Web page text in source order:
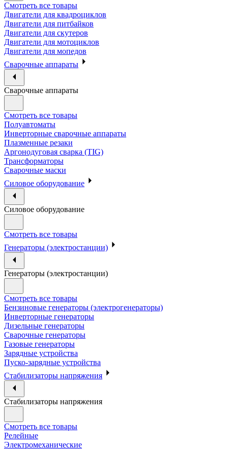
Смотреть все товары
Двигатели для квадроциклов
Двигатели для питбайков
Двигатели для скутеров
Двигатели для мотоциклов
Двигатели для мопедов
Сварочные аппараты
Сварочные аппараты
Смотреть все товары
Полуавтоматы
Инверторные сварочные аппараты
Плазменные резаки
Аргонодуговая сварка (TIG)
Трансформаторы
Сварочные маски
Силовое оборудование
Силовое оборудование
Смотреть все товары
Генераторы (электростанции)
Генераторы (электростанции)
Смотреть все товары
Бензиновые генераторы (электрогенераторы)
Инверторные генераторы
Дизельные генераторы
Сварочные генераторы
Газовые генераторы
Зарядные устройства
Пуско-зарядные устройства
Стабилизаторы напряжения
Стабилизаторы напряжения
Смотреть все товары
Релейные
Электромеханические